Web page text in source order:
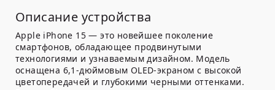
Описание устройства
Apple iPhone 15 — это новейшее поколение
смартфонов, обладающее продвинутыми
технологиями и узнаваемым дизайном. Модель
оснащена 6,1-дюймовым OLED-экраном с высокой
цветопередачей и глубокими черными оттенками.